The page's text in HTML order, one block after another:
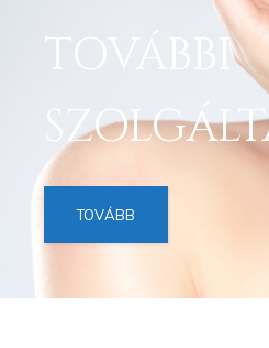
TOVÁBBI
TOVÁBB